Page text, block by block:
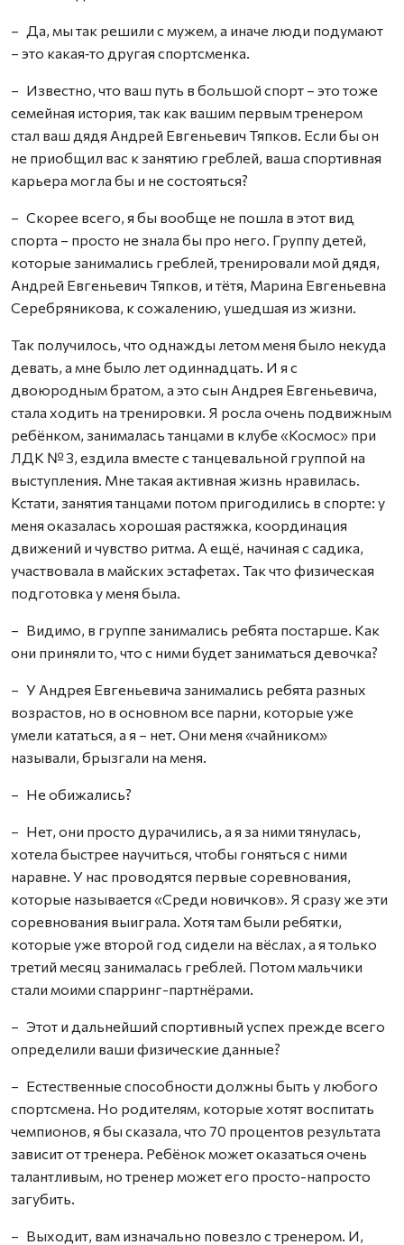
– Да, мы так решили с мужем, а иначе люди подумают
– это какая‑то другая спортсменка.
– Известно, что ваш путь в большой спорт – это тоже
семейная история, так как вашим первым тренером
стал ваш дядя Андрей Евгеньевич Тяпков. Если бы он
не приобщил вас к занятию греблей, ваша спортивная
карьера могла бы и не состояться?
– Скорее всего, я бы вообще не пошла в этот вид
спорта – просто не знала бы про него. Группу детей,
которые занимались греблей, тренировали мой дядя,
Андрей Евгеньевич Тяпков, и тётя, Марина Евгеньевна
Серебряникова, к сожалению, ушедшая из жизни.
Так получилось, что однажды летом меня было некуда
девать, а мне было лет одиннадцать. И я с
двоюродным братом, а это сын Андрея Евгеньевича,
стала ходить на тренировки. Я росла очень подвижным
ребёнком, занималась танцами в клубе «Космос» при
ЛДК № 3, ездила вместе с танцевальной группой на
выступления. Мне такая активная жизнь нравилась.
Кстати, занятия танцами потом пригодились в спорте: у
меня оказалась хорошая растяжка, координация
движений и чувство ритма. А ещё, начиная с садика,
участвовала в майских эстафетах. Так что физическая
подготовка у меня была.
– Видимо, в группе занимались ребята постарше. Как
они приняли то, что с ними будет заниматься девочка?
– У Андрея Евгеньевича занимались ребята разных
возрастов, но в основном все парни, которые уже
умели кататься, а я – нет. Они меня «чайником»
называли, брызгали на меня.
– Не обижались?
– Нет, они просто дурачились, а я за ними тянулась,
хотела быстрее научиться, чтобы гоняться с ними
наравне. У нас проводятся первые соревнования,
которые называется «Среди новичков». Я сразу же эти
соревнования выиграла. Хотя там были ребятки,
которые уже второй год сидели на вёслах, а я только
третий месяц занималась греблей. Потом мальчики
стали моими спарринг-партнёрами.
– Этот и дальнейший спортивный успех прежде всего
определили ваши физические данные?
– Естественные способности должны быть у любого
спортсмена. Но родителям, которые хотят воспитать
чемпионов, я бы сказала, что 70 процентов результата
зависит от тренера. Ребёнок может оказаться очень
талантливым, но тренер может его просто-напросто
загубить.
– Выходит, вам изначально повезло с тренером. И,